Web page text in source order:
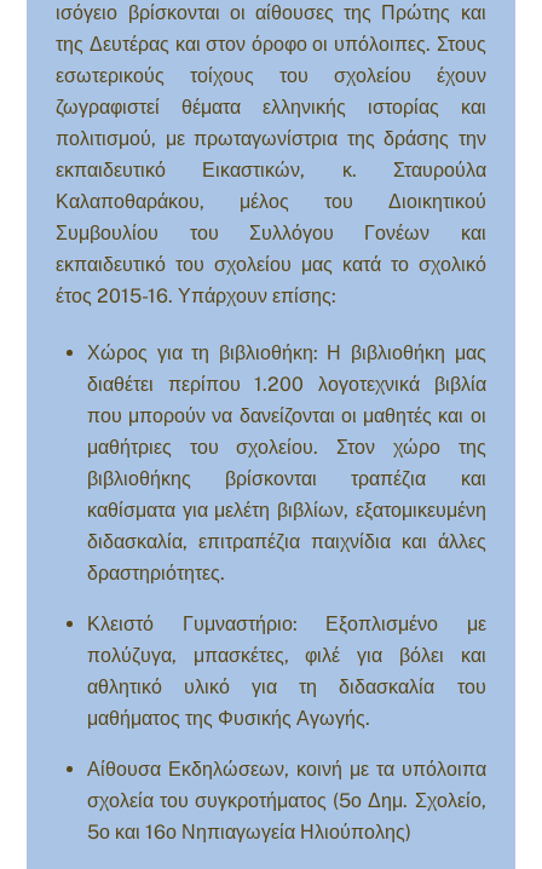
ισόγειο βρίσκονται οι αίθουσες της Πρώτης και
της Δευτέρας και στον όροφο οι υπόλοιπες. Στους
εσωτερικούς τοίχους του σχολείου έχουν
ζωγραφιστεί θέματα ελληνικής ιστορίας και
πολιτισμού, με πρωταγωνίστρια της δράσης την
εκπαιδευτικό Εικαστικών, κ. Σταυρούλα
Καλαποθαράκου, μέλος του Διοικητικού
Συμβουλίου του Συλλόγου Γονέων και
εκπαιδευτικό του σχολείου μας κατά το σχολικό
έτος 2015-16. Υπάρχουν επίσης:
Χώρος για τη βιβλιοθήκη: Η βιβλιοθήκη μας
διαθέτει περίπου 1.200 λογοτεχνικά βιβλία
που μπορούν να δανείζονται οι μαθητές και οι
μαθήτριες του σχολείου. Στον χώρο της
βιβλιοθήκης βρίσκονται τραπέζια και
καθίσματα για μελέτη βιβλίων, εξατομικευμένη
διδασκαλία, επιτραπέζια παιχνίδια και άλλες
δραστηριότητες.
Κλειστό Γυμναστήριο: Εξοπλισμένο με
πολύζυγα, μπασκέτες, φιλέ για βόλει και
αθλητικό υλικό για τη διδασκαλία του
μαθήματος της Φυσικής Αγωγής.
Αίθουσα Εκδηλώσεων, κοινή με τα υπόλοιπα
σχολεία του συγκροτήματος (5ο Δημ. Σχολείο,
5ο και 16ο Νηπιαγωγεία Ηλιούπολης)